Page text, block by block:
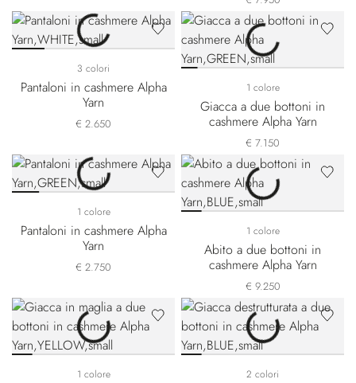
3 colori
Pantaloni in cashmere Alpha
Yarn
€ 2.650
1 colore
Giacca a due bottoni in
cashmere Alpha Yarn
€ 7.150
1 colore
Pantaloni in cashmere Alpha
Yarn
€ 2.750
1 colore
Abito a due bottoni in
cashmere Alpha Yarn
€ 9.250
1 colore 2 colori